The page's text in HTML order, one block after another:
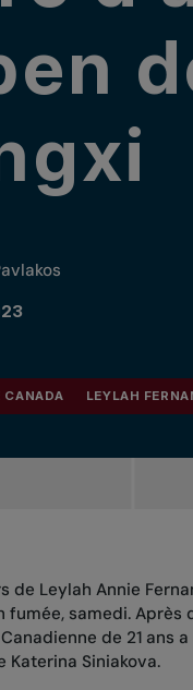
CANADA LEYLAH
de Leylah Annie
fumée, samedi. Après
de 21
Katerina Siniakova.